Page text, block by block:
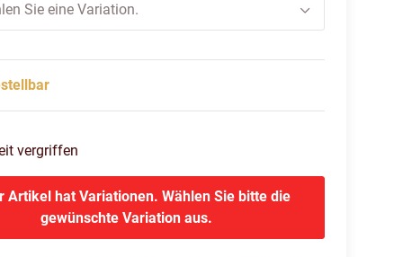
Sie eine Variation.
vergriffen
Artikel hat Variationen. Wählen Sie bitte die
gewünschte Variation aus.